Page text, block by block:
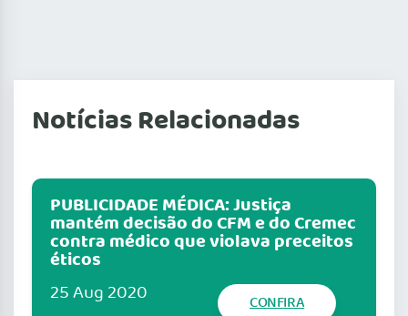
Notícias Relacionadas
PUBLICIDADE MÉDICA: Justiça
mantém decisão do CFM e do Cremec
contra médico que violava preceitos
éticos
25 Aug 2020 CONFIRA